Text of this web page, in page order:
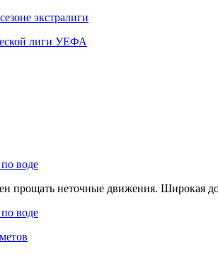
экстралиги
лиги УЕФА
воде
прощать неточные движения. Широкая
воде